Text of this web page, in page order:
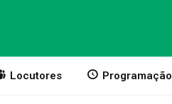
Locutores Programação